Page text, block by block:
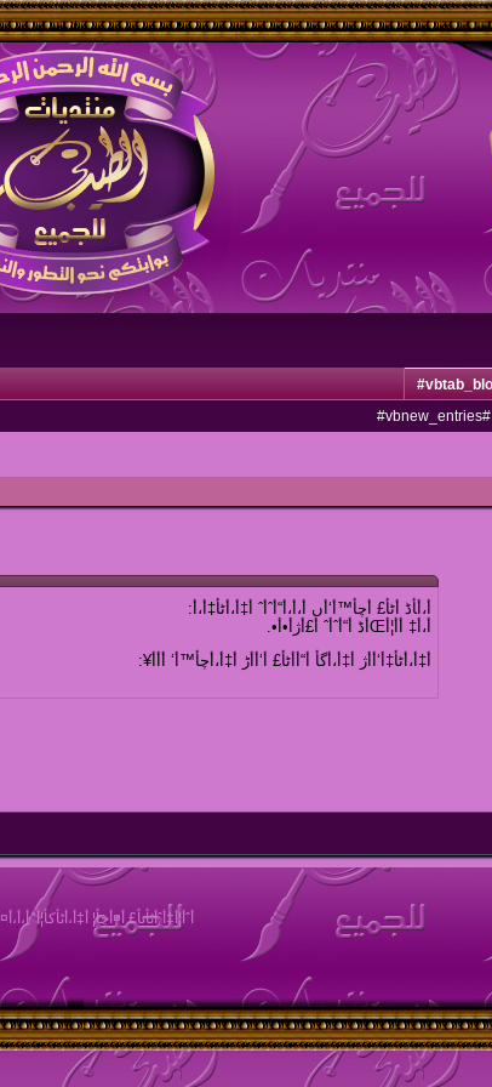
#vbnew_entries#
أ،أ‍أڈ أٹأ£ أچأ™أ‘أں أ،أ،أ“أˆأˆ أ‡أ،أٹأ‡أ،أ­:
أ،أ‡ أ­أ¦أŒأڈ أ“أˆأˆ أ£أژأ•أ•.
أ‡أ،أٹأ‡أ‘أ­أژ أ‡أ،أگأ­ أ“أ­أٹأ£ أ‘أ‌أڑ أ‡أ،أچأ™أ‘ أ‌أ­أ¥:
أˆأ¦أ‡أˆأٹأںأ£ أ¤أچأ¦ أ‡أ،أٹأکأ¦أ‘ أ،أ،أ¤أŒأ‡أچ